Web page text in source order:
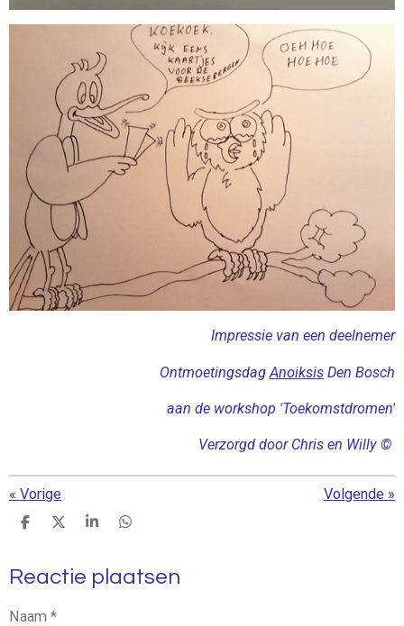
Impressie van een deelnemer
Ontmoetingsdag Anoiksis Den Bosch
aan de workshop 'Toekomstdromen'
Verzorgd door Chris en Willy ©
« Vorige Volgende »
D
e
D
l
S
r
e
D
e
Reactie plaatsen
Naam *